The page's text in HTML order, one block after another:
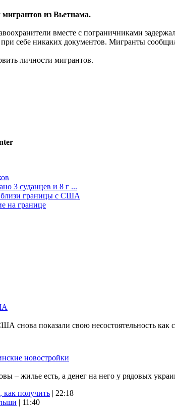
из Вьетнама.
вместе с пограничниками
себе никаких документов. Мигранты
личности мигрантов.
3 суданцев и 8 г ...
границы с США
на границе
снова показали свою несостоятельность как
новостройки
– жилье есть, а денег на него у рядовых
как получить | 22:18
| 11:40